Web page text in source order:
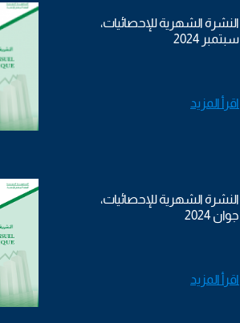
النشرة الشهرية للإحصائيات،
سبتمبر 2024
اقرأ المزيد
النشرة الشهرية للإحصائيات،
جوان 2024
اقرأ المزيد